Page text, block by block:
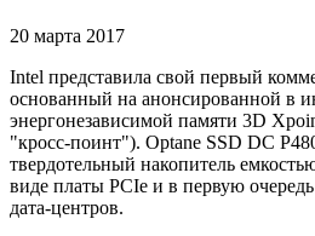
20 марта 2017
Intel представила свой первый
основанный на анонсированной в
энергонезависимой памяти 3D
"кросс-поинт"). Optane SSD DC
твердотельный накопитель
виде платы PCIe и в первую
дата-центров.